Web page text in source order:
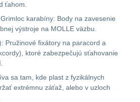
1
67
ťahom.
karabíny: Body na zavesenie
výstroje na MOLLE väzbu.
Pružinové fixátory na paracord a
ktoré zabezpečujú sťahovanie
sa tam, kde plast z fyzikálnych
extrémnu záťaž, alebo v uzloch